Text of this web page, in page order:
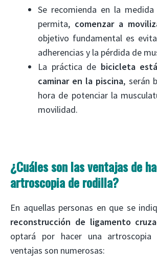
Se recomienda en la
permita, comenzar a
objetivo fundamental es
adherencias y la pérdida de
La práctica de bicicleta
caminar en la piscina, serán
hora de potenciar la
movilidad.
¿Cuáles son las ventajas de
artroscopia de rodilla?
En aquellas personas en que se
reconstrucción de ligamento
optará por hacer una artroscopia
ventajas son numerosas: